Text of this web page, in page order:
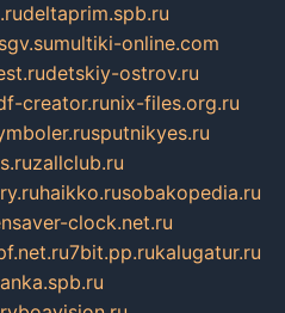
deltaprim.spb.ru
sgv.sumultiki-online.com
detskiy-ostrov.ru
creator.runix-files.org.ru
sputnikyes.ru
zallclub.ru
haikko.rusobakopedia.ru
clock.net.ru
7bit.pp.rukalugatur.ru